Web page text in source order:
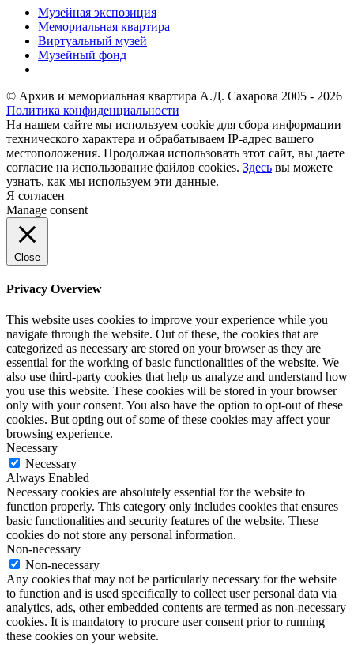
Музейная экспозиция
Мемориальная квартира
Виртуальный музей
Музейный фонд
© Архив и мемориальная квартира А.Д. Сахарова 2005 - 2026
Политика конфиденциальности
На нашем сайте мы используем cookie для сбора информации
технического характера и обрабатываем IP-адрес вашего
местоположения. Продолжая использовать этот сайт, вы даете
согласие на использование файлов cookies. Здесь вы можете
узнать, как мы используем эти данные.
Я согласен
Manage consent
Close
Privacy Overview
This website uses cookies to improve your experience while you
navigate through the website. Out of these, the cookies that are
categorized as necessary are stored on your browser as they are
essential for the working of basic functionalities of the website. We
also use third-party cookies that help us analyze and understand how
you use this website. These cookies will be stored in your browser
only with your consent. You also have the option to opt-out of these
cookies. But opting out of some of these cookies may affect your
browsing experience.
Necessary
Necessary
Always Enabled
Necessary cookies are absolutely essential for the website to
function properly. This category only includes cookies that ensures
basic functionalities and security features of the website. These
cookies do not store any personal information.
Non-necessary
Non-necessary
Any cookies that may not be particularly necessary for the website
to function and is used specifically to collect user personal data via
analytics, ads, other embedded contents are termed as non-necessary
cookies. It is mandatory to procure user consent prior to running
these cookies on your website.